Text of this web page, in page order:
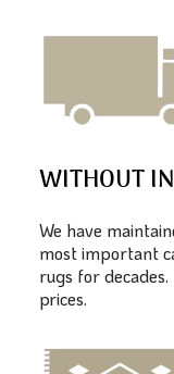
WITHOUT
We have
most important
rugs for
prices.